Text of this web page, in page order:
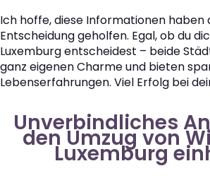
Ich hoffe, diese Informationen haben
Entscheidung geholfen. Egal, ob du
Luxemburg entscheidest – beide
ganz eigenen Charme und bieten
Lebenserfahrungen. Viel Erfolg bei
Unverbindliches
den Umzug von
Luxemburg